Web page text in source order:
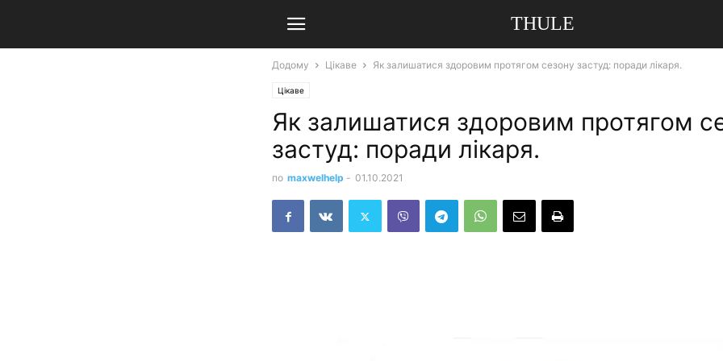
THULE
Додому Цікаве Як залишатися здоровим протягом сезону застуд: поради лікаря.
Цікаве
Як залишатися здоровим протягом
застуд: поради лікаря.
по maxwelhelp - 01.10.2021